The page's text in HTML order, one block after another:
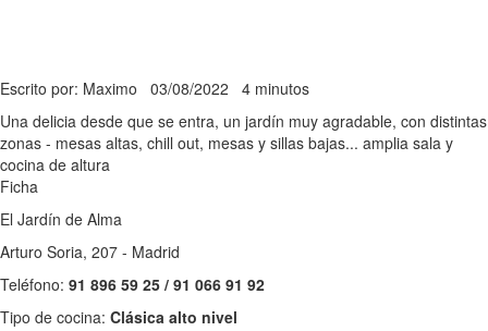
Escrito por: Maximo 03/08/2022 4 minutos
Una delicia desde que se entra, un jardín muy agradable, con distintas
zonas - mesas altas, chill out, mesas y sillas bajas... amplia sala y
cocina de altura
Ficha
El Jardín de Alma
Arturo Soria, 207 - Madrid
Teléfono: 91 896 59 25 / 91 066 91 92
Tipo de cocina: Clásica alto nivel